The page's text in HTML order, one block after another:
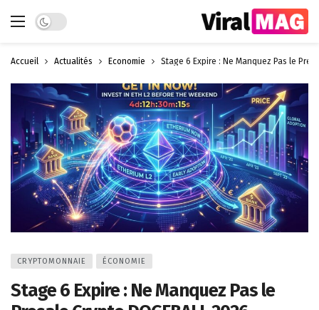
Dark mode
Accueil Actualités Économie Stage 6 Expire : Ne Manquez Pas le
CRYPTOMONNAIE ÉCONOMIE
Stage 6 Expire : Ne Manquez Pas le